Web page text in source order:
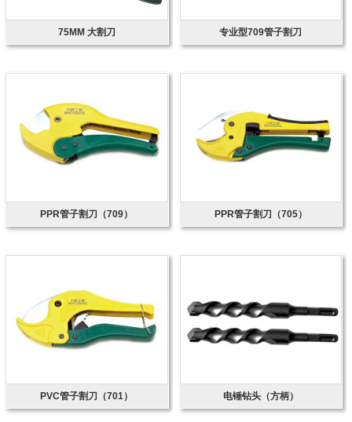
75MM 大割刀 专业型709管子割刀
PPR管子割刀（709） PPR管子割刀（705）
PVC管子割刀（701） 电锤钻头（方柄）